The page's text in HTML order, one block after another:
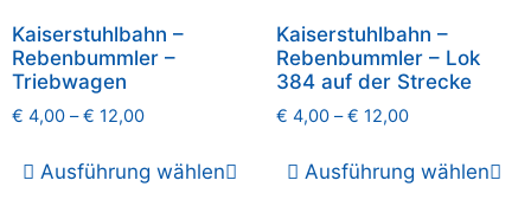
Kaiserstuhlbahn –
Rebenbummler –
Triebwagen
€ 4,00 –€ 12,00
Ausführung wählen
Kaiserstuhlbahn –
Rebenbummler – Lok
384 auf der Strecke
€ 4,00–€ 12,00
Ausführung wählen